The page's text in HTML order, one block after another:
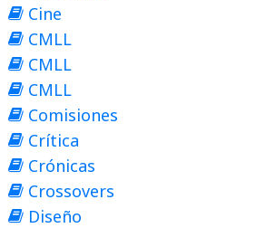
Cine
CMLL
CMLL
CMLL
Comisiones
Crítica
Crónicas
Crossovers
Diseño